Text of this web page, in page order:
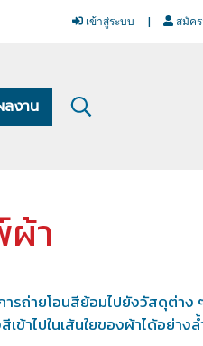
เข้าสู่ระบบ สมัค
ลงาน
า
ถ่ายโอนสีย้อมไปยังวัสดุต่าง
ข้าไปในเส้นใยของผ้าได้อย่าง